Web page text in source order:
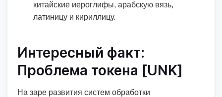
китайские иероглифы, арабскую вязь,
латиницу и кириллицу.
Интересный факт:
Проблема токена [UNK]
На заре развития систем обработки